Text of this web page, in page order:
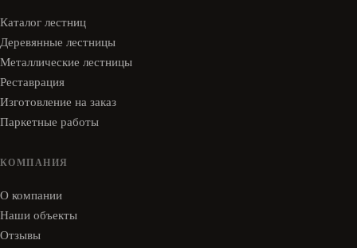
Каталог лестниц
Деревянные лестницы
Металлические лестницы
Реставрация
Изготовление на заказ
Паркетные работы
КОМПАНИЯ
О компании
Наши объекты
Отзывы